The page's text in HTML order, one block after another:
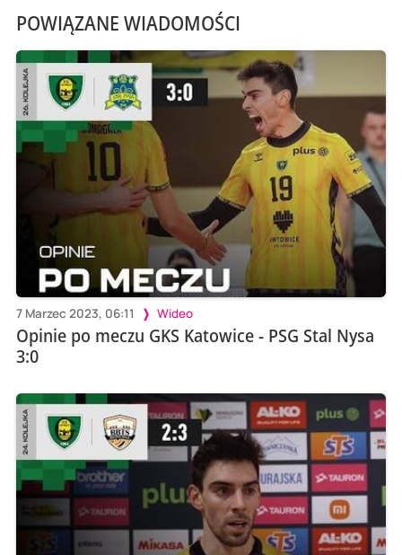
POWIĄZANE WIADOMOŚCI
7 Marzec 2023, 06:11 Wideo
Opinie po meczu GKS Katowice - PSG Stal Nysa
3:0